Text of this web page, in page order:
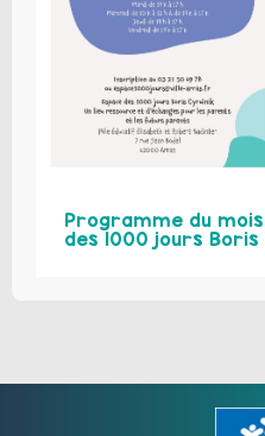
Programme du mois
des 1000 jours Boris